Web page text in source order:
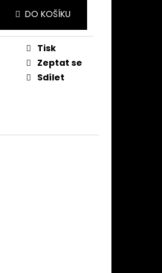
DO KOŠÍKU
Tisk
Zeptat se
Sdílet